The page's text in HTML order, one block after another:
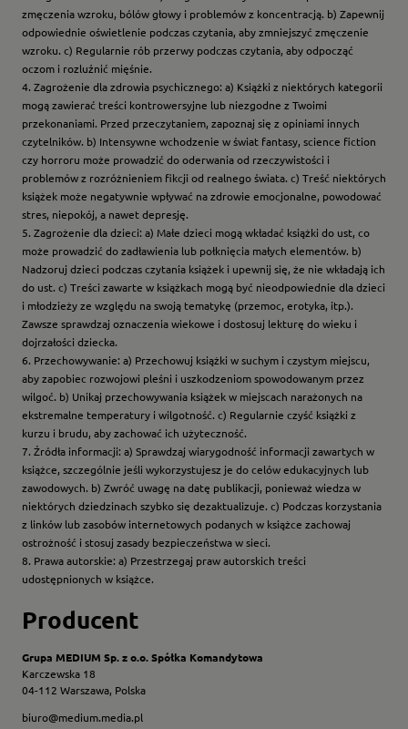
zmęczenia wzroku, bólów głowy i problemów z koncentracją. b) Zapewnij
odpowiednie oświetlenie podczas czytania, aby zmniejszyć zmęczenie
wzroku. c) Regularnie rób przerwy podczas czytania, aby odpocząć
oczom i rozluźnić mięśnie.
4. Zagrożenie dla zdrowia psychicznego: a) Książki z niektórych kategorii
mogą zawierać treści kontrowersyjne lub niezgodne z Twoimi
przekonaniami. Przed przeczytaniem, zapoznaj się z opiniami innych
czytelników. b) Intensywne wchodzenie w świat fantasy, science fiction
czy horroru może prowadzić do oderwania od rzeczywistości i
problemów z rozróżnieniem fikcji od realnego świata. c) Treść niektórych
książek może negatywnie wpływać na zdrowie emocjonalne, powodować
stres, niepokój, a nawet depresję.
5. Zagrożenie dla dzieci: a) Małe dzieci mogą wkładać książki do ust, co
może prowadzić do zadławienia lub połknięcia małych elementów. b)
Nadzoruj dzieci podczas czytania książek i upewnij się, że nie wkładają ich
do ust. c) Treści zawarte w książkach mogą być nieodpowiednie dla dzieci
i młodzieży ze względu na swoją tematykę (przemoc, erotyka, itp.).
Zawsze sprawdzaj oznaczenia wiekowe i dostosuj lekturę do wieku i
dojrzałości dziecka.
6. Przechowywanie: a) Przechowuj książki w suchym i czystym miejscu,
aby zapobiec rozwojowi pleśni i uszkodzeniom spowodowanym przez
wilgoć. b) Unikaj przechowywania książek w miejscach narażonych na
ekstremalne temperatury i wilgotność. c) Regularnie czyść książki z
kurzu i brudu, aby zachować ich użyteczność.
7. Źródła informacji: a) Sprawdzaj wiarygodność informacji zawartych w
książce, szczególnie jeśli wykorzystujesz je do celów edukacyjnych lub
zawodowych. b) Zwróć uwagę na datę publikacji, ponieważ wiedza w
niektórych dziedzinach szybko się dezaktualizuje. c) Podczas korzystania
z linków lub zasobów internetowych podanych w książce zachowaj
ostrożność i stosuj zasady bezpieczeństwa w sieci.
8. Prawa autorskie: a) Przestrzegaj praw autorskich treści
udostępnionych w książce.
Producent
Grupa MEDIUM Sp. z o.o. Spółka Komandytowa
Karczewska 18
04-112 Warszawa, Polska
biuro@medium.media.pl